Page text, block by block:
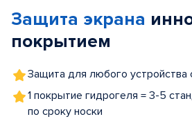
5
Защита экрана
покрытием
Защита для любого устройства
1 покрытие гидрогеля = 3-5
по сроку носки